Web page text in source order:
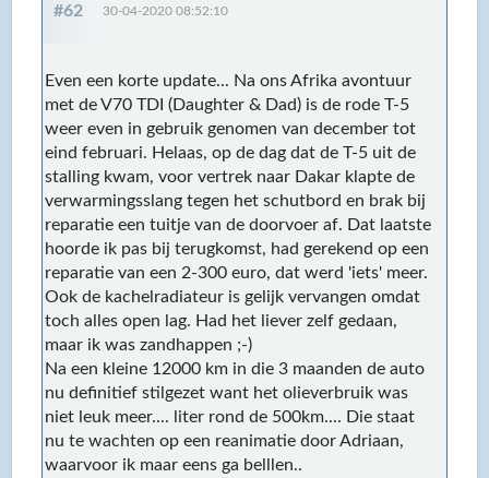
#62 30-04-2020 08:52:10
Even een korte update... Na ons Afrika avontuur
met de V70 TDI (Daughter & Dad) is de rode T-5
weer even in gebruik genomen van december tot
eind februari. Helaas, op de dag dat de T-5 uit de
stalling kwam, voor vertrek naar Dakar klapte de
verwarmingsslang tegen het schutbord en brak bij
reparatie een tuitje van de doorvoer af. Dat laatste
hoorde ik pas bij terugkomst, had gerekend op een
reparatie van een 2-300 euro, dat werd 'iets' meer.
Ook de kachelradiateur is gelijk vervangen omdat
toch alles open lag. Had het liever zelf gedaan,
maar ik was zandhappen ;-)
Na een kleine 12000 km in die 3 maanden de auto
nu definitief stilgezet want het olieverbruik was
niet leuk meer.... liter rond de 500km.... Die staat
nu te wachten op een reanimatie door Adriaan,
waarvoor ik maar eens ga belllen..